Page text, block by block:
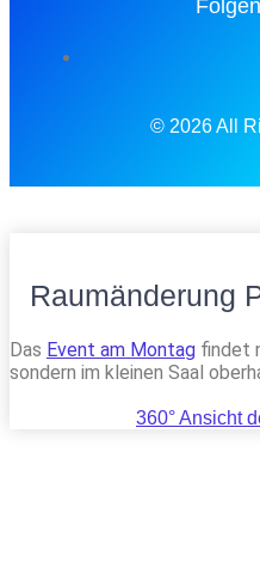
© 2026 All
Raumänderung
Das Event am Montag findet
sondern im kleinen Saal
360° Ansicht